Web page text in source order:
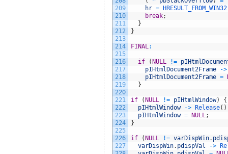
209
210
211
212
213
214
215
216
217
218
219
220
221
222
223
224
225
226
227
hr = HRESULT_FROM_WIN32
break;
}
}
FINAL:
if ( NULL !=
pIHtmlDocument2Frame
->
pIHtmlDocument2Frame =
}
if ( NULL != pIHtmlWindow)
{
pIHtmlWindow
-> Release( )
pIHtmlWindow = NULL;
}
if ( NULL != varDispWin.
varDispWin. pdispVal ->